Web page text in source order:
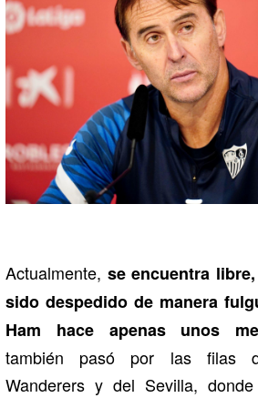
Actualmente, se encuentra
sido despedido de manera
Ham hace apenas unos
también pasó por las filas
Wanderers y del Sevilla,